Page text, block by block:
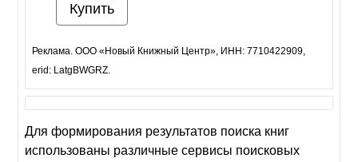
Купить
Реклама. ООО «Новый Книжный Центр», ИНН: 7710422909,
erid: LatgBWGRZ.
Для формирования результатов поиска книг
использованы различные сервисы поисковых